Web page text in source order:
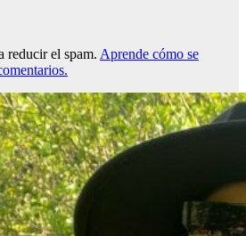
reducir el spam. Aprende cómo se